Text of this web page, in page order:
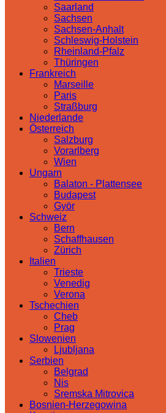
Saarland
Sachsen
Sachsen-Anhalt
Schleswig-Holstein
Rheinland-Pfalz
Thüringen
Frankreich
Marseille
Paris
Straßburg
Niederlande
Österreich
Salzburg
Vorarlberg
Wien
Ungarn
Balaton - Plattensee
Budapest
Györ
Schweiz
Bern
Schaffhausen
Zürich
Italien
Trieste
Venedig
Verona
Tschechien
Cheb
Prag
Slowenien
Ljubljana
Serbien
Belgrad
Nis
Sremska Mitrovica
Bosnien-Herzegowina